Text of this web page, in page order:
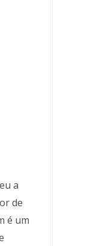
a
de
é um